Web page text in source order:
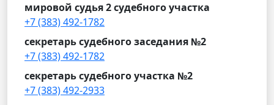
мировой судья 2 судебного участка
+7 (383) 492-1782
секретарь судебного заседания №2
+7 (383) 492-1782
секретарь судебного участка №2
+7 (383) 492-2933